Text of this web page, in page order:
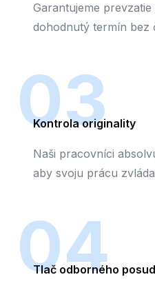
Garantujeme
dohodnutý termín bez
03
Kontrola originality
Naši pracovníci
aby svoju prácu
04
Tlač odborného